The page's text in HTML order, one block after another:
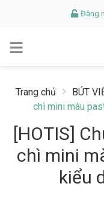
Đăng
Trang chủ BÚT
chì mini màu
[HOTIS]
chì mini
kiểu